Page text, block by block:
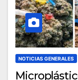
NOTICIAS GENERALES